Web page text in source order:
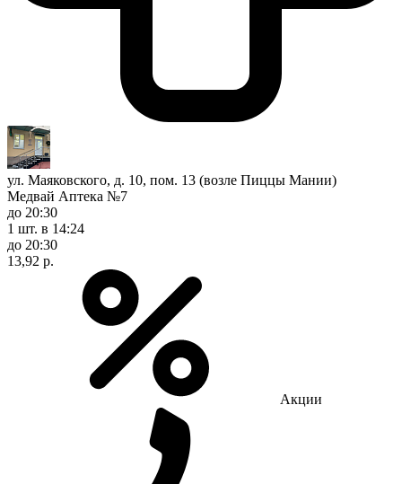
ул. Маяковского, д. 10, пом. 13 (возле Пиццы Мании)
Медвай Аптека №7
до 20:30
1 шт. в 14:24
до 20:30
13,92 р.
Акции